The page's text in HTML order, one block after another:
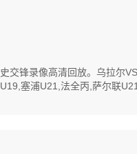
交锋录像高清回放。乌拉尔
塞浦U21,法全丙,萨尔联